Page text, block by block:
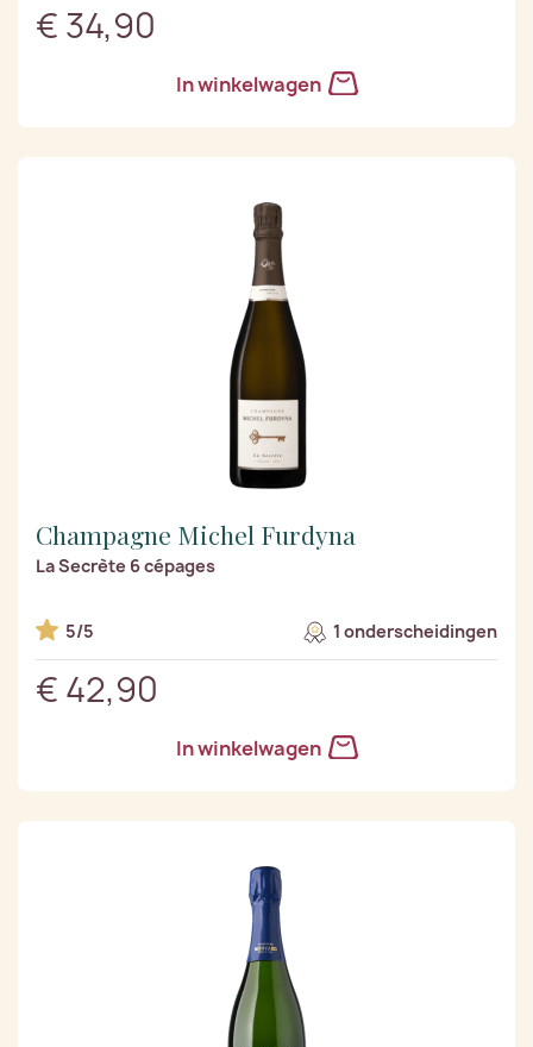
€ 34,90
In winkelwagen
Champagne Michel Furdyna
La Secrète 6 cépages
5/5 1 onderscheidingen
€ 42,90
In winkelwagen